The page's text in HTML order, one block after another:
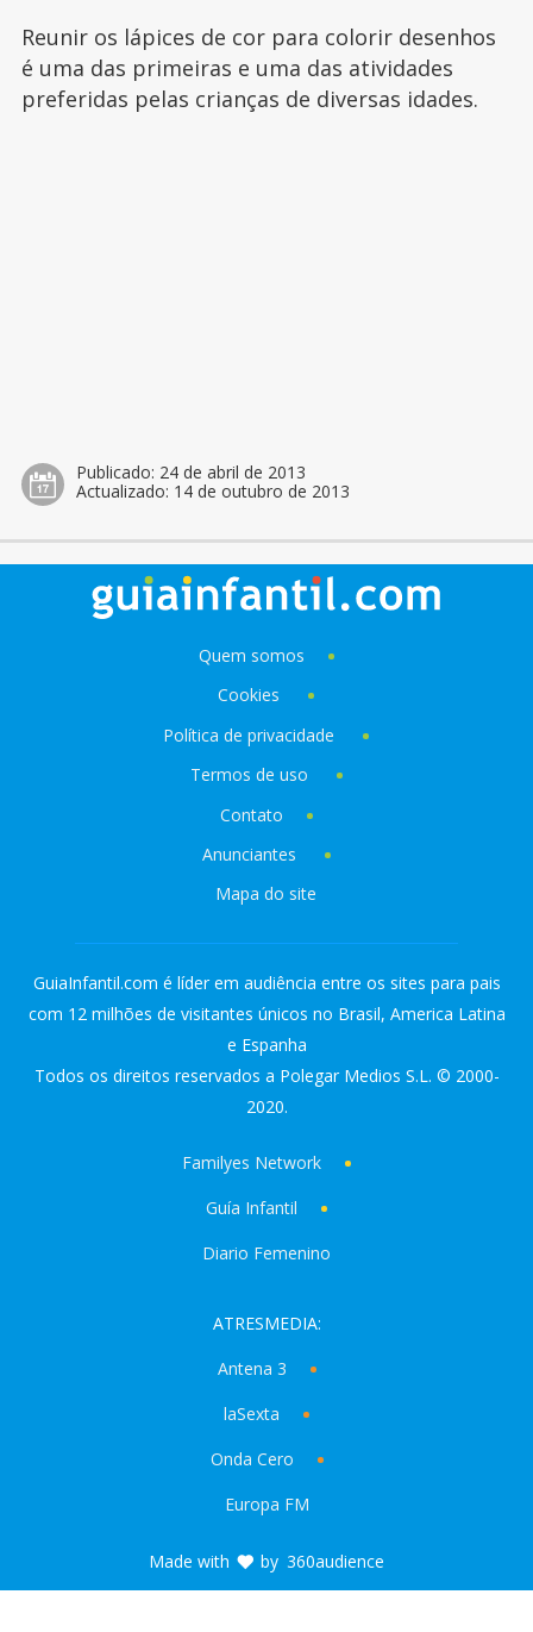
Reunir os lápices de cor para colorir desenhos
é uma das primeiras e uma das atividades
preferidas pelas crianças de diversas idades.
Publicado: 24 de abril de 2013
Actualizado: 14 de outubro de 2013
Quem somos
Cookies
Política de privacidade
Termos de uso
Contato
Anunciantes
Mapa do site
GuiaInfantil.com é líder em audiência entre os sites para pais
com 12 milhões de visitantes únicos no Brasil, America Latina
e Espanha
Todos os direitos reservados a Polegar Medios S.L. © 2000-
2020.
Familyes Network
Guía Infantil
Diario Femenino
ATRESMEDIA:
Antena 3
laSexta
Onda Cero
Europa FM
Made with by 360audience